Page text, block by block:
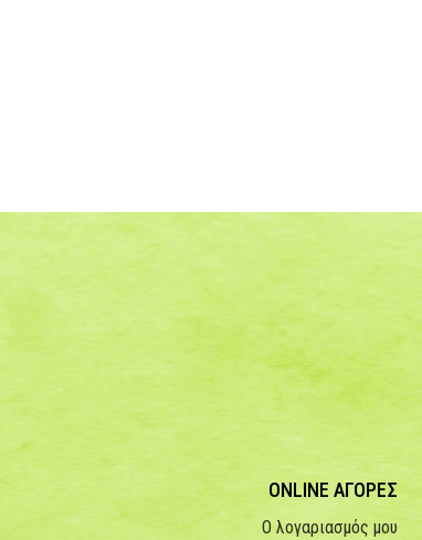
ONLINE ΑΓΟΡΕΣ
Ο λογαριασμός μου